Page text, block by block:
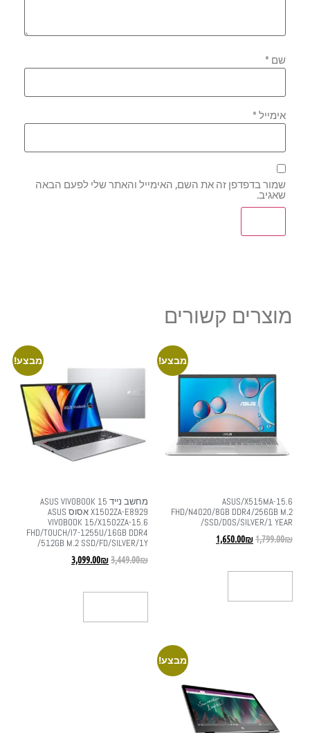
שם *
אימייל *
שמור בדפדפן זה את השם, האימייל והאתר שלי לפעם הבאה
שאגיב.
מוצרים קשורים
מבצע!
ASUS/X515MA-15.6
FHD/N4020/8GB DDR4/256GB M.2
SSD/DOS/SILVER/1 YEAR/
1,799.00₪
1,650.00₪
מבצע!
מחשב נייד ASUS VIVOBOOK 15
X1502ZA-E8929 אסוס ASUS
VIVOBOOK 15/X1502ZA-15.6
FHD/TOUCH/I7-1255U/16GB DDR4
/512GB M.2 SSD/FD/SILVER/1Y
3,449.00₪
3,099.00₪
מבצע!